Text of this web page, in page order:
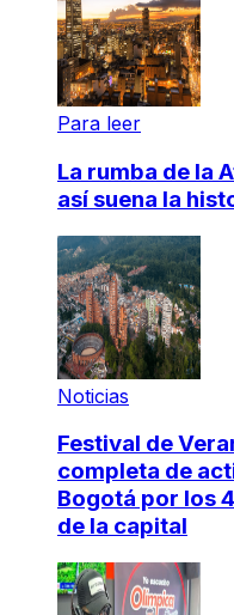
Para leer
La rumba de la
así suena la
Noticias
Festival de
completa de
Bogotá por los
de la capital